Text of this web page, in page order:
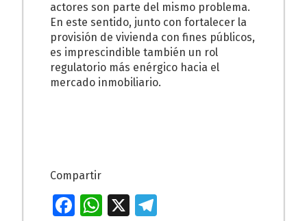
actores son parte del mismo problema.
En este sentido, junto con fortalecer la
provisión de vivienda con fines públicos,
es imprescindible también un rol
regulatorio más enérgico hacia el
mercado inmobiliario.
Compartir
Fa
W
X